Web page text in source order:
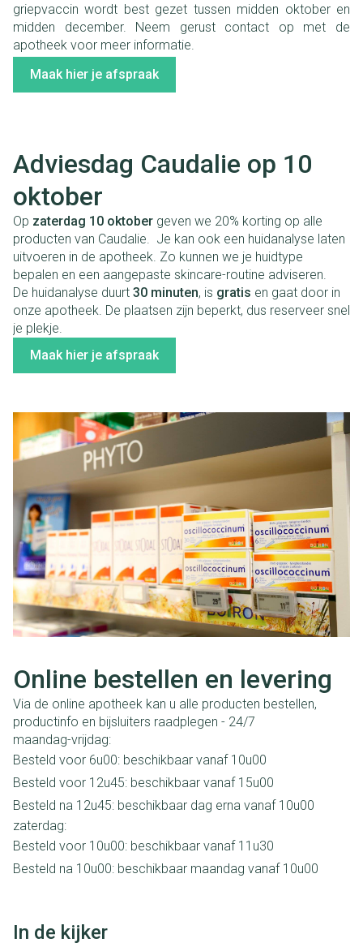
griepvaccin wordt best gezet tussen midden oktober en
midden december. Neem gerust contact op met de
apotheek voor meer informatie.
Maak hier je afspraak
Adviesdag Caudalie op 10
oktober
Op zaterdag 10 oktober geven we 20% korting op alle
producten van Caudalie. Je kan ook een huidanalyse laten
uitvoeren in de apotheek. Zo kunnen we je huidtype
bepalen en een aangepaste skincare-routine adviseren.
De huidanalyse duurt 30 minuten, is gratis en gaat door in
onze apotheek. De plaatsen zijn beperkt, dus reserveer snel
je plekje.
Maak hier je afspraak
Online bestellen en levering
Via de online apotheek kan u alle producten bestellen,
productinfo en bijsluiters raadplegen - 24/7
maandag-vrijdag:
Besteld voor 6u00: beschikbaar vanaf 10u00
Besteld voor 12u45: beschikbaar vanaf 15u00
Besteld na 12u45: beschikbaar dag erna vanaf 10u00
zaterdag:
Besteld voor 10u00: beschikbaar vanaf 11u30
Besteld na 10u00: beschikbaar maandag vanaf 10u00
In de kijker